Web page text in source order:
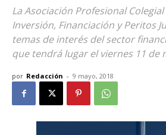
La Asociación Profesional
Inversión, Financiación y Peritos
temas de interés del sector
que tendrá lugar el viernes 11 de
por Redacción - 9 mayo, 2018